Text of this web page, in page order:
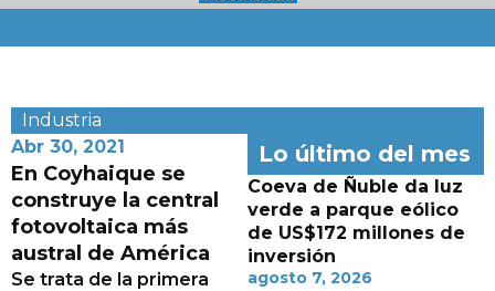
Industria
Abr 30, 2021
En Coyhaique se
construye la central
fotovoltaica más
austral de América
Se trata de la primera
Lo último del mes
Coeva de Ñuble da luz
verde a parque eólico
de US$172 millones de
inversión
agosto 7, 2026